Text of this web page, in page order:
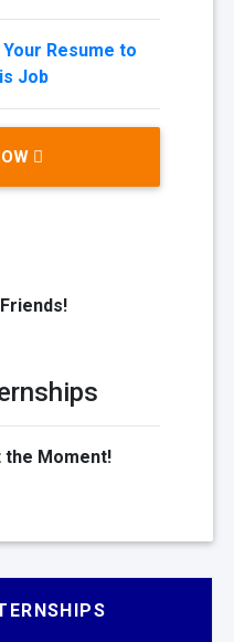
Resume to
Job
the Moment!